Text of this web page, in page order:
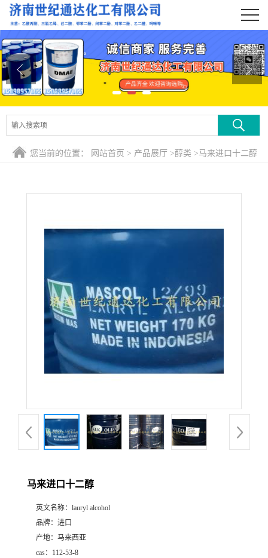
公司首页
公司介绍
公司动态
产品展厅
证书荣誉
您当前的位置： 网站首页 > 产品展厅 >醇类 >马来进口十二醇
马来进口十二醇
英文名称： lauryl alcohol
品牌： 进口
产地： 马来西亚
cas： 112-53-8